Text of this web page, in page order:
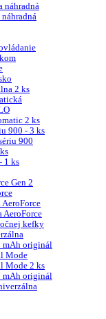
náhradná
2 ks
2 ks
900 - 3 ks
900
1 ks
Gen 2
AeroForce
kefky
mAh originál
Mode
Mode 2 ks
mAh originál